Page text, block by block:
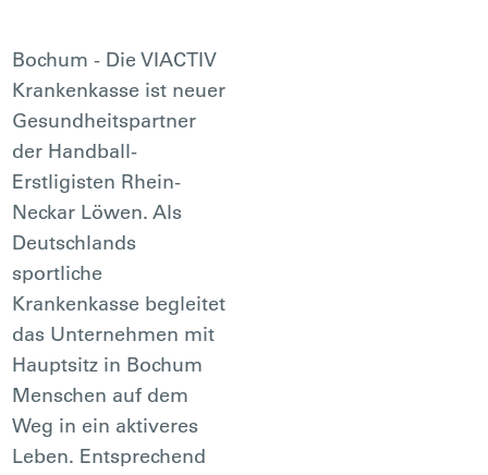
Bochum - Die VIACTIV
Krankenkasse ist neuer
Gesundheitspartner
der Handball-
Erstligisten Rhein-
Neckar Löwen. Als
Deutschlands
sportliche
Krankenkasse begleitet
das Unternehmen mit
Hauptsitz in Bochum
Menschen auf dem
Weg in ein aktiveres
Leben. Entsprechend